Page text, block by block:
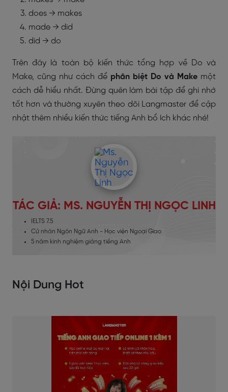
does → makes
made → did
did → do
Trên đây là toàn bộ kiến thức tổng hợp về Do và
Make, cũng như cách để phân biệt Do và Make một
cách dễ hiểu nhất. Đừng quên làm bài tập để ghi nhớ
tốt hơn và thường xuyên theo dõi Langmaster để cập
nhật thêm nhiều kiến thức tiếng Anh bổ ích khác nhé!
TÁC GIẢ: MS. NGUYỄN THỊ NGỌC LINH
IELTS 7.5
Cử nhân Ngôn Ngữ Anh - Học viện Ngoại Giao
5 năm kinh nghiệm giảng tiếng Anh
Nội Dung Hot